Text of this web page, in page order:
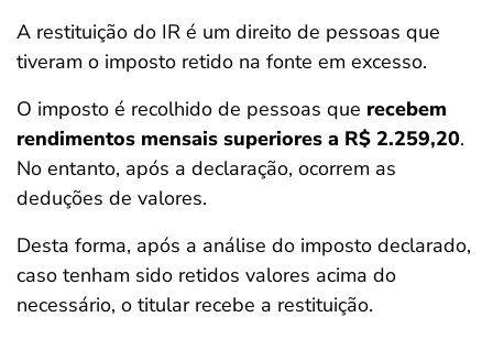
A restituição do IR é um direito de pessoas que
tiveram o imposto retido na fonte em excesso.
O imposto é recolhido de pessoas que recebem
rendimentos mensais superiores a R$ 2.259,20.
No entanto, após a declaração, ocorrem as
deduções de valores.
Desta forma, após a análise do imposto declarado,
caso tenham sido retidos valores acima do
necessário, o titular recebe a restituição.